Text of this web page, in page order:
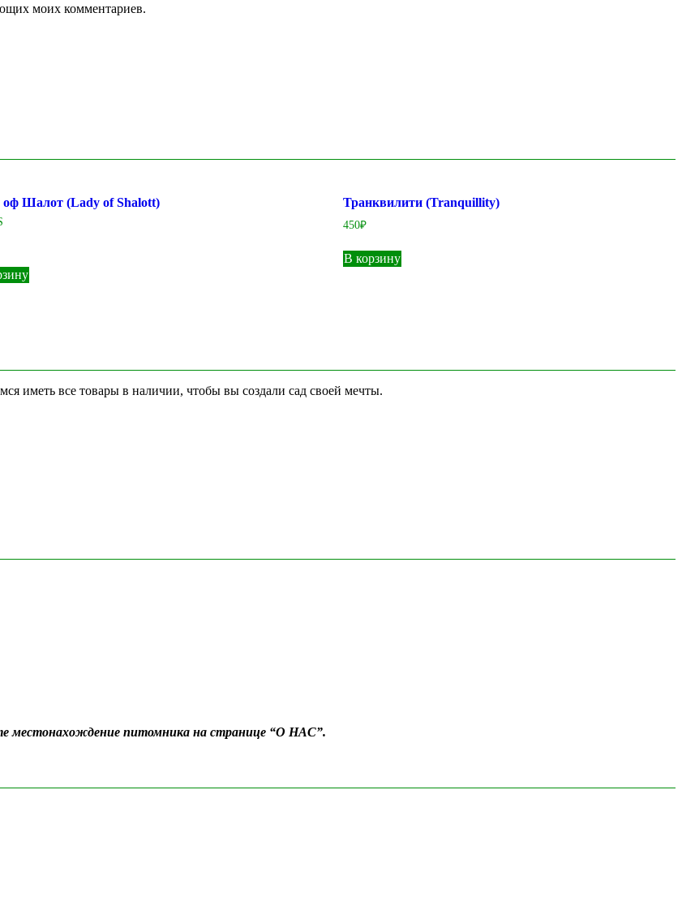
моих комментариев.
оф Шалот (Lady of Shalott) Транквилити (Tranquillity)
450₽
В корзину
иметь все товары в наличии, чтобы вы создали сад своей мечты.
местонахождение питомника на странице “О НАС”.